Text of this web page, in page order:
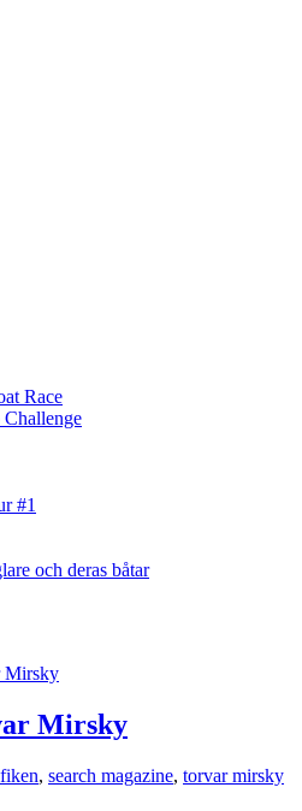
Race
#1
och deras båtar
Mirsky
, search magazine, torvar mirsky